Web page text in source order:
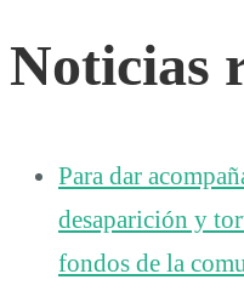
Noticias
Para dar
desaparición y
fondos de la